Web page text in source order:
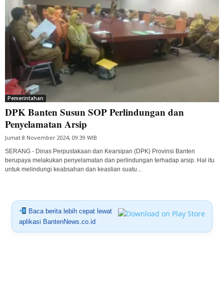
Pemerintahan
DPK Banten Susun SOP Perlindungan dan
Penyelamatan Arsip
Jumat 8 November 2024, 09:39 WIB
SERANG - Dinas Perpustakaan dan Kearsipan (DPK) Provinsi Banten
berupaya melakukan penyelamatan dan perlindungan terhadap arsip. Hal itu
untuk melindungi keabsahan dan keaslian suatu...
Baca berita lebih cepat lewat
aplikasi BantenNews.co.id